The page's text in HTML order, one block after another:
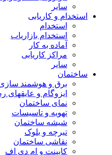
سایر
استخدام و کاریابی
استخدام
استخدام بازاریاب
آماده به کار
مراکز کاریابی
سایر
ساختمان
برق و هوشمند
ایزوگام و عایقهای
نمای ساختمان
تهویه و تاسیسات
شیشه ساختمان
تیرچه و بلوک
نقاشی ساختمان
کابینت و ام دی اف